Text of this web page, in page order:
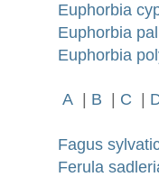
Euphorbia
Euphorbia
Euphorbia
A B C
Fagus
Ferula